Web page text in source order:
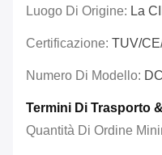
Luogo Di Origine: La
Certificazione: TUV/
Numero Di Modello:
Termini Di Trasporto
Quantità Di Ordine